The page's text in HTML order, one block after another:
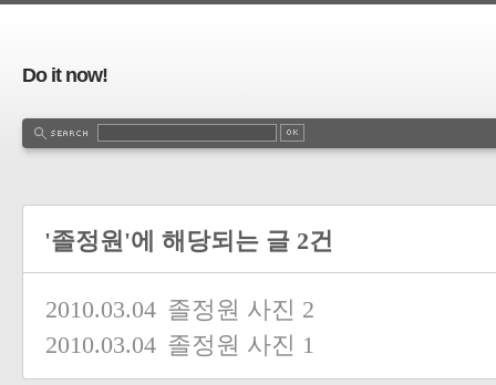
Do it now!
'졸정원'에 해당되는 글 2건
2010.03.04 졸정원 사진 2
2010.03.04 졸정원 사진 1